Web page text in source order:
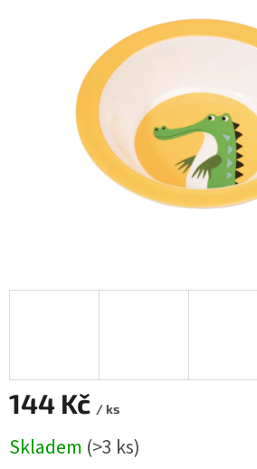
144 Kč / ks
cena:
Skladem (>3 ks)